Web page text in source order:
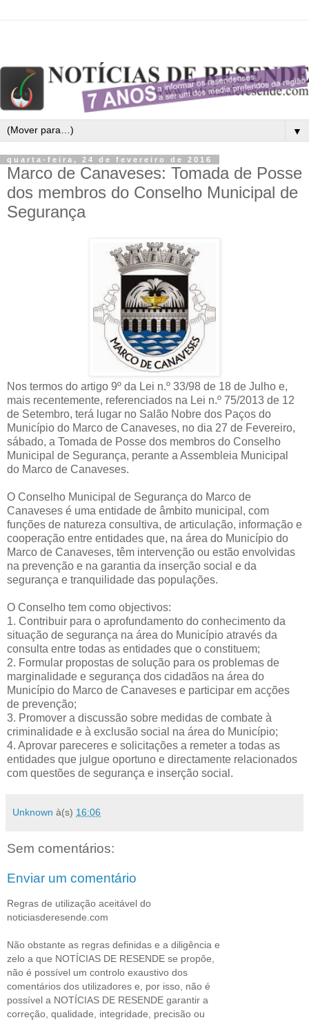
▼
quarta-feira, 24 de fevereiro de 2016
Marco de Canaveses: Tomada de Posse
dos membros do Conselho Municipal de
Segurança
Nos termos do artigo 9º da Lei n.º 33/98 de 18 de Julho e,
mais recentemente, referenciados na Lei n.º 75/2013 de 12
de Setembro, terá lugar no Salão Nobre dos Paços do
Município do Marco de Canaveses, no dia 27 de Fevereiro,
sábado, a Tomada de Posse dos membros do Conselho
Municipal de Segurança, perante a Assembleia Municipal
do Marco de Canaveses.
O Conselho Municipal de Segurança do Marco de
Canaveses é uma entidade de âmbito municipal, com
funções de natureza consultiva, de articulação, informação e
cooperação entre entidades que, na área do Município do
Marco de Canaveses, têm intervenção ou estão envolvidas
na prevenção e na garantia da inserção social e da
segurança e tranquilidade das populações.
O Conselho tem como objectivos:
1. Contribuir para o aprofundamento do conhecimento da
situação de segurança na área do Município através da
consulta entre todas as entidades que o constituem;
2. Formular propostas de solução para os problemas de
marginalidade e segurança dos cidadãos na área do
Município do Marco de Canaveses e participar em acções
de prevenção;
3. Promover a discussão sobre medidas de combate à
criminalidade e à exclusão social na área do Município;
4. Aprovar pareceres e solicitações a remeter a todas as
entidades que julgue oportuno e directamente relacionados
com questões de segurança e inserção social.
Unknown à(s) 16:06
Sem comentários:
Enviar um comentário
Regras de utilização aceitável do
noticiasderesende.com
Não obstante as regras definidas e a diligência e
zelo a que NOTÍCIAS DE RESENDE se propõe,
não é possível um controlo exaustivo dos
comentários dos utilizadores e, por isso, não é
possível a NOTÍCIAS DE RESENDE garantir a
correção, qualidade, integridade, precisão ou